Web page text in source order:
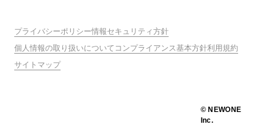
プライバシーポリシー情報セキュリティ方針
個人情報の取り扱いについて コンプライアンス基本方針利用規約
サイトマップ
© NEWONE
Inc.